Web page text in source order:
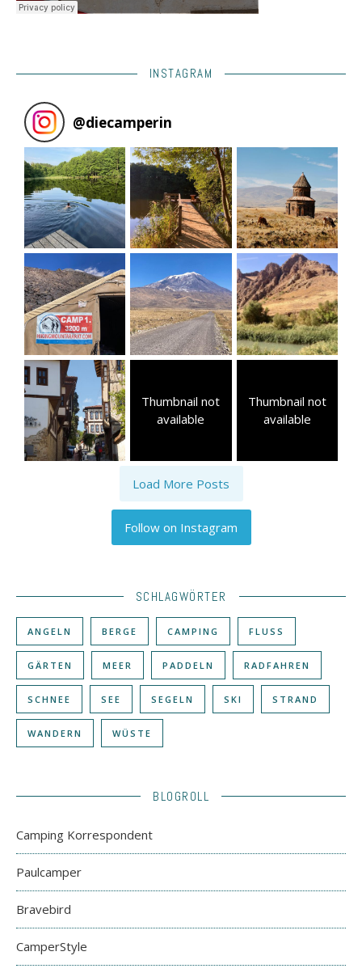
INSTAGRAM
@diecamperin
Thumbnail not
available
Thumbnail not
available
Load More Posts
Follow on Instagram
SCHLAGWÖRTER
ANGELN BERGE CAMPING FLUSS
GÄRTEN MEER PADDELN RADFAHREN
SCHNEE SEE SEGELN SKI STRAND
WANDERN WÜSTE
BLOGROLL
Camping Korrespondent
Paulcamper
Bravebird
CamperStyle